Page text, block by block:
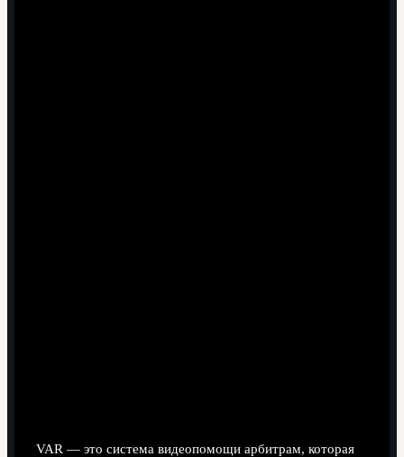
VAR — это система видеопомощи арбитрам, которая